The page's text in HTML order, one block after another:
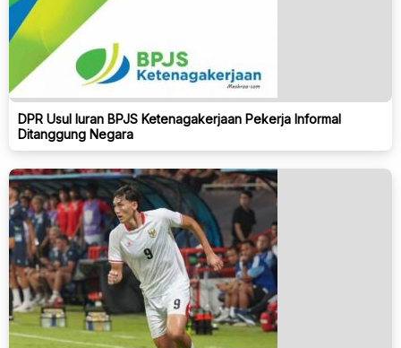
DPR Usul Iuran BPJS Ketenagakerjaan Pekerja Informal
Ditanggung Negara